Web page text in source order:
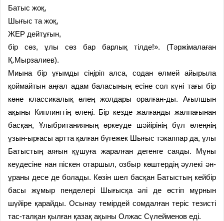
Батыс жоқ,
Шығыс та жоқ,
ЖЕР дейтұғын,
бір сөз, ұлы сөз бар барлық тілде!». (Тәржімалаған
Қ.Мырзалиев).
Миына бір ұғымды сіңіріп алса, содан өлмей айырыла
қоймайтын аңғал адам баласының есіне сол күні тағы бір
көне классикалық өлең жолдары оралған-ды. Ағылшын
ақыны Киплингтің өлеңі. Бір кезде жалғанды жалпағынан
басқан, Ұлыбританияның өркеуде шәйірінің бұл өлеңнің
ұзын-ырғасы артта қалған бүгежек Шығыс тәкаппар да, ұлы
Батыстың аяғын құшуға жаралған дегенге саяды. Мұны
кеудесіне нан піскен отаршыл, озбыр көштердің әулекі ән-
ұраны десе де болады. Көзін шел басқан Батыстың кейбір
басы жұмыр пенделері Шығысқа әлі де өстіп мұрнын
шүйіре қарайды. Осынау темірдей сомдалған теріс тезисті
тас-талқан қылған қазақ ақыны Олжас Сүлейменов еді.